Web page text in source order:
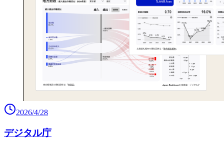
2026/4/28
デジタル庁